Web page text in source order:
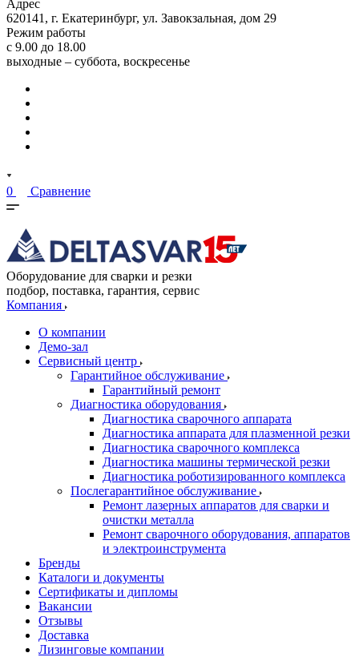
Адрес
620141, г. Екатеринбург, ул. Завокзальная, дом 29
Режим работы
с 9.00 до 18.00
выходные – суббота, воскресенье
0 Сравнение
Оборудование для сварки и резки
подбор, поставка, гарантия, сервис
Компания
О компании
Демо-зал
Сервисный центр
Гарантийное обслуживание
Гарантийный ремонт
Диагностика оборудования
Диагностика сварочного аппарата
Диагностика аппарата для плазменной резки
Диагностика сварочного комплекса
Диагностика машины термической резки
Диагностика роботизированного комплекса
Послегарантийное обслуживание
Ремонт лазерных аппаратов для сварки и
очистки металла
Ремонт сварочного оборудования, аппаратов
и электроинструмента
Бренды
Каталоги и документы
Сертификаты и дипломы
Вакансии
Отзывы
Доставка
Лизинговые компании